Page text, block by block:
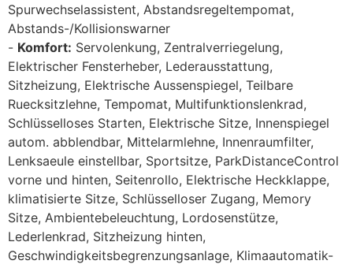
Spurwechselassistent, Abstandsregeltempomat,
Abstands-/Kollisionswarner
Komfort: Servolenkung, Zentralverriegelung,
Elektrischer Fensterheber, Lederausstattung,
Sitzheizung, Elektrische Aussenspiegel, Teilbare
Ruecksitzlehne, Tempomat, Multifunktionslenkrad,
Schlüsselloses Starten, Elektrische Sitze, Innenspiegel
autom. abblendbar, Mittelarmlehne, Innenraumfilter,
Lenksaeule einstellbar, Sportsitze, ParkDistanceControl
vorne und hinten, Seitenrollo, Elektrische Heckklappe,
klimatisierte Sitze, Schlüsselloser Zugang, Memory
Sitze, Ambientebeleuchtung, Lordosenstütze,
Lederlenkrad, Sitzheizung hinten,
Geschwindigkeitsbegrenzungsanlage, Klimaautomatik-